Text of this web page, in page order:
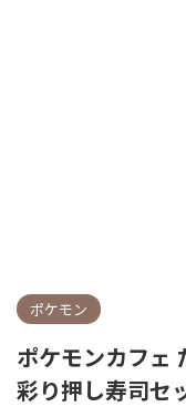
ポケモン
ポケモンカフェ
彩り押し寿司セ